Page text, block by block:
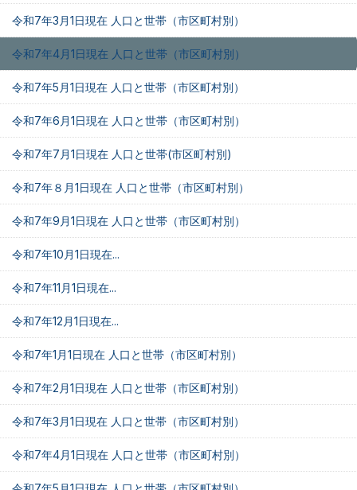
令和7年3月1日現在 人口と世帯（市区町村別）
令和7年4月1日現在 人口と世帯（市区町村別）
令和7年5月1日現在 人口と世帯（市区町村別）
令和7年6月1日現在 人口と世帯（市区町村別）
令和7年7月1日現在 人口と世帯(市区町村別)
令和7年８月1日現在 人口と世帯（市区町村別）
令和7年9月1日現在 人口と世帯（市区町村別）
令和7年10月1日現在...
令和7年11月1日現在...
令和7年12月1日現在...
令和7年1月1日現在 人口と世帯（市区町村別）
令和7年2月1日現在 人口と世帯（市区町村別）
令和7年3月1日現在 人口と世帯（市区町村別）
令和7年4月1日現在 人口と世帯（市区町村別）